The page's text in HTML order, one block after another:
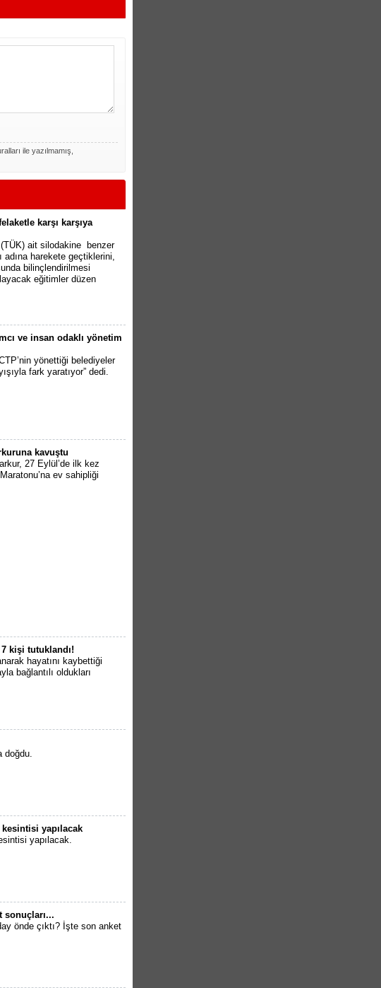
ile yazılmamış,
karşı karşıya
(TÜK) ait silodakine benzer
adına harekete geçtiklerini,
bilinçlendirilmesi
eğitimler düzen
ve insan odaklı yönetim
yönettiği belediyeler
fark yaratıyor” dedi.
kavuştu
27 Eylül’de ilk kez
ev sahipliği
kişi tutuklandı!
hayatını kaybettiği
bağlantılı oldukları
doğdu.
yapılacak
yapılacak.
sonuçları...
önde çıktı? İşte son anket